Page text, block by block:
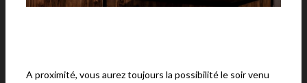
A proximité, vous aurez toujours la possibilité le soir venu